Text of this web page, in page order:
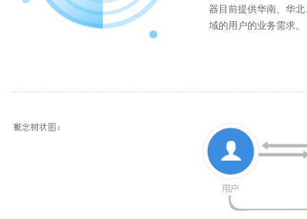
器目前提供华南、华
域的用户的业务需求。